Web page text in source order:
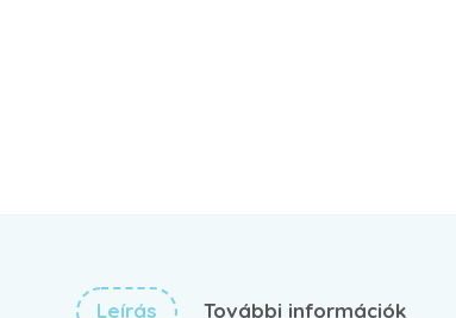
Leírás További információk